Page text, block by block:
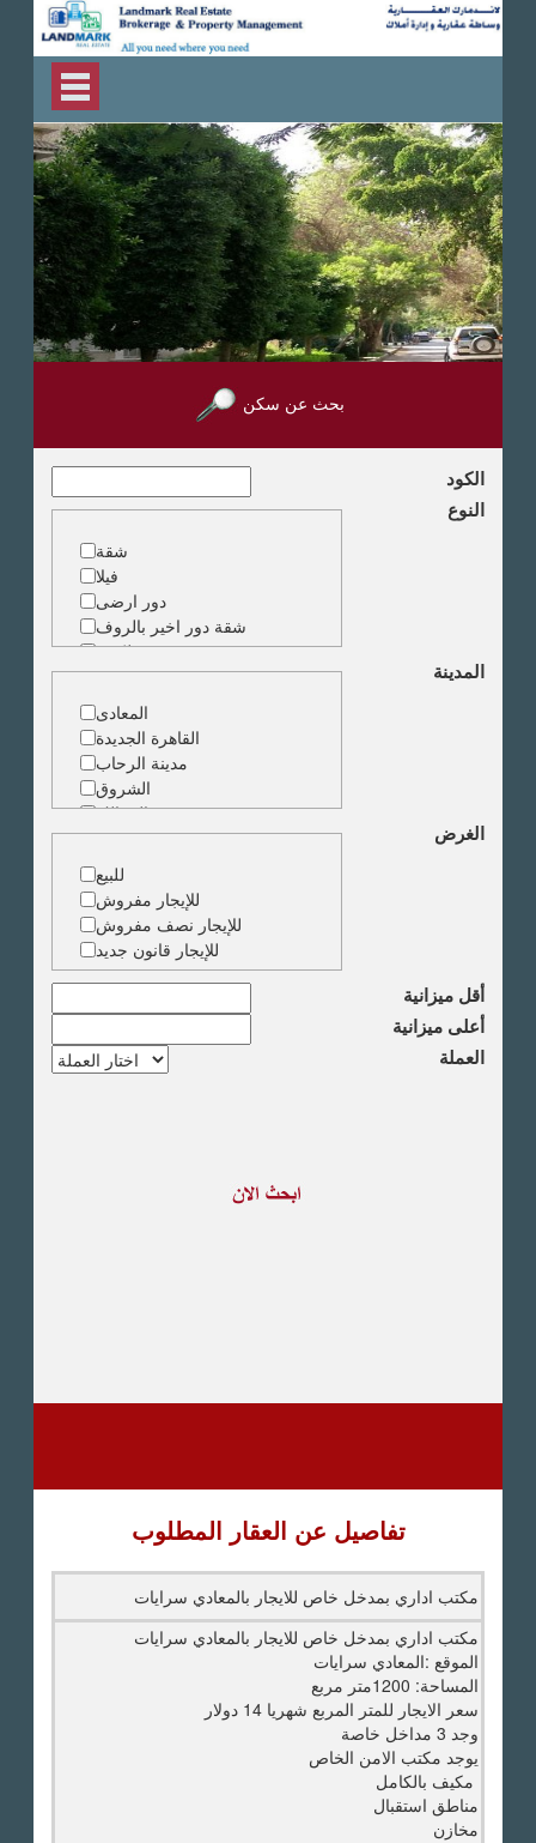
بحث عن سكن
الكود
النوع
شقة
فيلا
دور ارضى
شقة دور اخير بالروف
شقة دوبلكس
شقة حجرة واحدة
ارض
مبنى
المدينة
المعادى
القاهرة الجديدة
مدينة الرحاب
الشروق
الزمالك
جاردن سيتى
دقى
المهندسين
الجيزة
العجوزة
وسط البلد
مصر الجديدة
مدينة نصر
السادس من اكتوبر
الشيخ زايد
الغرض
للبيع
للإيجار مفروش
للإيجار نصف مفروش
للإيجار قانون جديد
أقل ميزانية
أعلى ميزانية
العملة
تفاصيل عن العقار المطلوب
مكتب اداري بمدخل خاص للايجار بالمعادي سرايات
مكتب اداري بمدخل خاص للايجار بالمعادي سرايات
الموقع :المعادي سرايات
المساحة: 1200متر مربع
سعر الايجار للمتر المربع شهريا 14 دولار
وجد 3 مداخل خاصة
يوجد مكتب الامن الخاص
مكيف بالكامل
مناطق استقبال
مخازن